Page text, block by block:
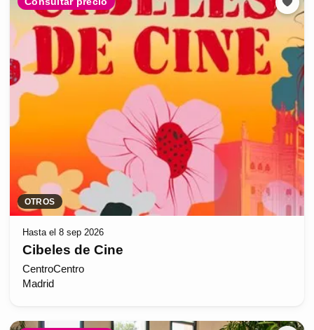
OTROS
Hasta el 8 sep 2026
Cibeles de Cine
CentroCentro
Madrid